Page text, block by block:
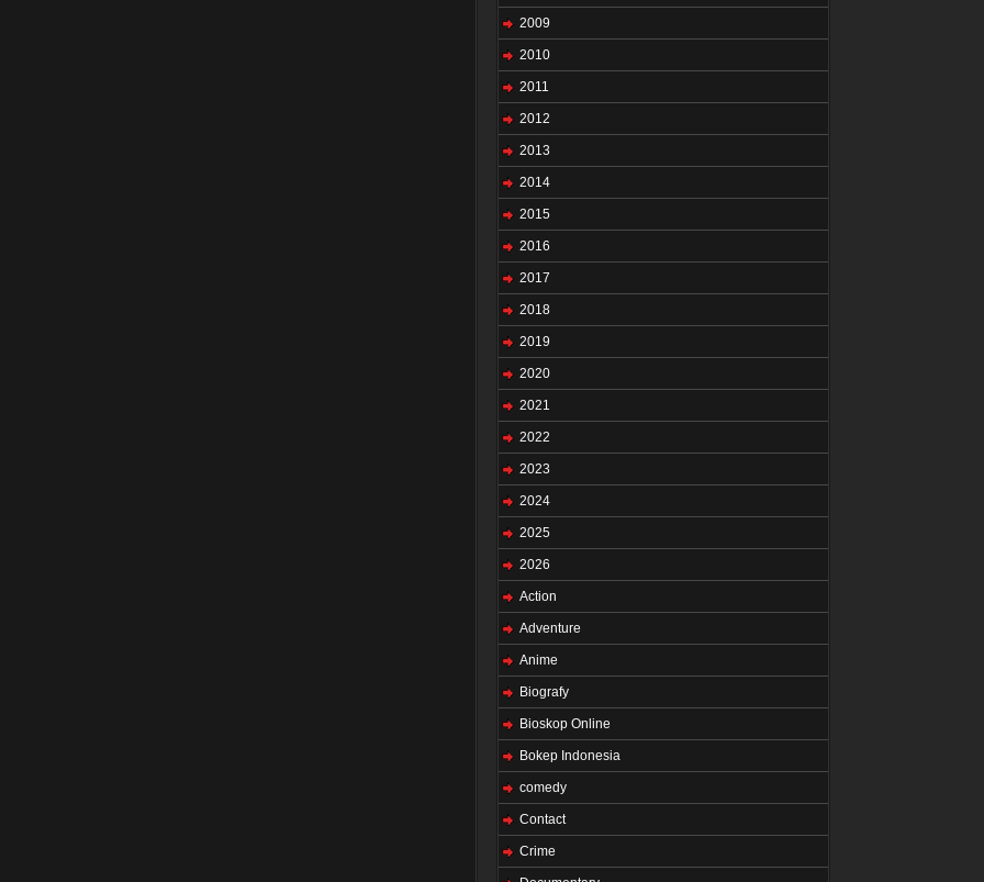
2009
2010
2011
2012
2013
2014
2015
2016
2017
2018
2019
2020
2021
2022
2023
2024
2025
2026
Action
Adventure
Anime
Biografy
Bioskop Online
Bokep Indonesia
comedy
Contact
Crime